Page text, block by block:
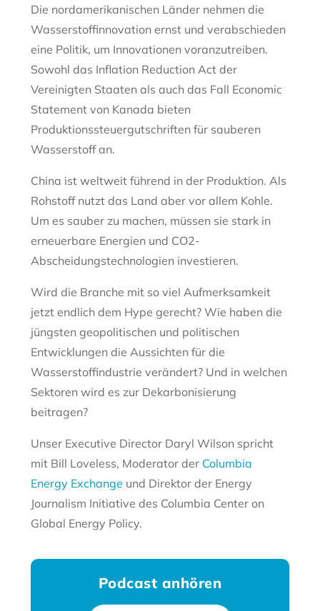
Die nordamerikanischen Länder nehmen die
Wasserstoffinnovation ernst und verabschieden
eine Politik, um Innovationen voranzutreiben.
Sowohl das Inflation Reduction Act der
Vereinigten Staaten als auch das Fall Economic
Statement von Kanada bieten
Produktionssteuergutschriften für sauberen
Wasserstoff an.
China ist weltweit führend in der Produktion. Als
Rohstoff nutzt das Land aber vor allem Kohle.
Um es sauber zu machen, müssen sie stark in
erneuerbare Energien und CO2-
Abscheidungstechnologien investieren.
Wird die Branche mit so viel Aufmerksamkeit
jetzt endlich dem Hype gerecht? Wie haben die
jüngsten geopolitischen und politischen
Entwicklungen die Aussichten für die
Wasserstoffindustrie verändert? Und in welchen
Sektoren wird es zur Dekarbonisierung
beitragen?
Unser Executive Director Daryl Wilson spricht
mit Bill Loveless, Moderator der Columbia
Energy Exchange und Direktor der Energy
Journalism Initiative des Columbia Center on
Global Energy Policy.
Podcast anhören